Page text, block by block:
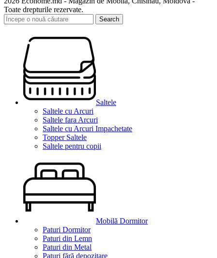
Toate drepturile rezervate.
Search
Saltele
Saltele cu Arcuri
Saltele fara Arcuri
Saltele cu Arcuri Impachetate
Topper Saltele
Saltele pentru copii
Mobilă Dormitor
Paturi Dormitor
Paturi din Lemn
Paturi din Metal
Paturi fără depozitare